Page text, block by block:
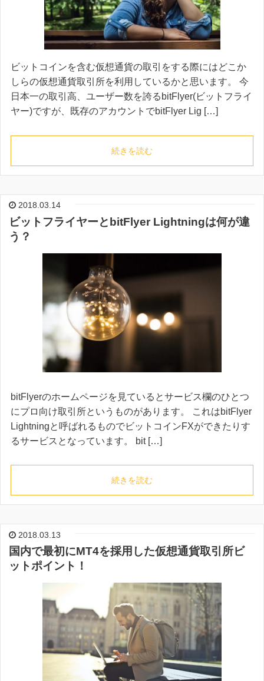
ビットコインを含む仮想通貨の取引をする際にはどこか
しらの仮想通貨取引所を利用しているかと思います。 今
日本一の取引高、ユーザー数を誇るbitFlyer(ビットフライ
ヤー)ですが、既存のアカウントでbitFlyer Lig […]
続きを読む
2018.03.14
ビットフライヤーとbitFlyer Lightningは何が違
う？
bitFlyerのホームページを見ているとサービス欄のひとつ
にプロ向け取引所というものがあります。 これはbitFlyer
Lightningと呼ばれるものでビットコインFXができたりす
るサービスとなっています。 bit […]
続きを読む
2018.03.13
国内で最初にMT4を採用した仮想通貨取引所ビ
ットポイント！